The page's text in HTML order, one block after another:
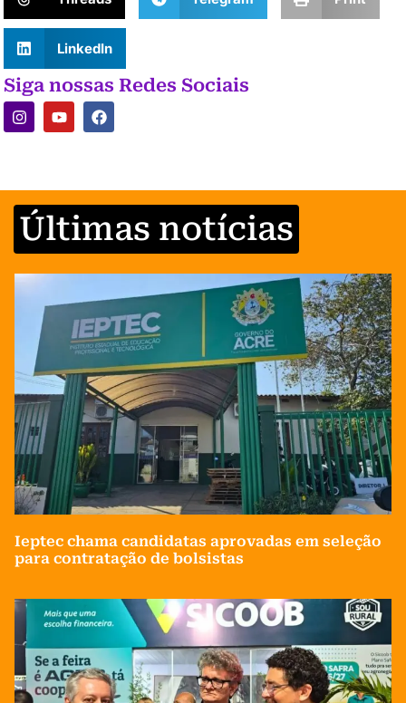
LinkedIn
Siga nossas Redes Sociais
Últimas notícias
Ieptec chama candidatas aprovadas em seleção
para contratação de bolsistas